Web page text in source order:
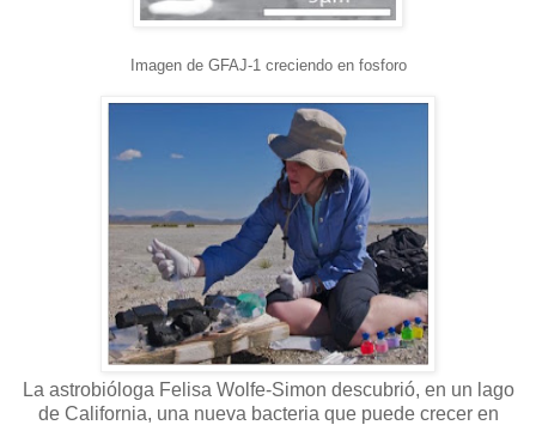
Imagen de GFAJ-1 creciendo en fosforo
La astrobióloga Felisa Wolfe-Simon descubrió, en un lago
de California, una nueva bacteria que puede crecer en